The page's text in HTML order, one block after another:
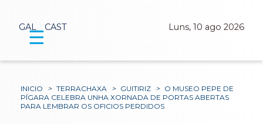
GAL CAST Luns, 10 ago 2026
☰
INICIO > TERRACHAXA > GUITIRIZ > O MUSEO PEPE DE
PÍGARA CELEBRA UNHA XORNADA DE PORTAS ABERTAS
PARA LEMBRAR OS OFICIOS PERDIDOS